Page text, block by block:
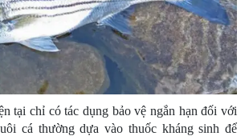
tại chỉ có tác dụng bảo vệ ngắn hạn đối với
cá thường dựa vào thuốc kháng sinh để